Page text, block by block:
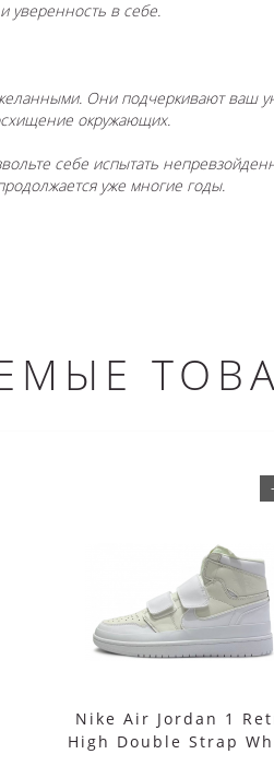
уверенность в себе.
Они подчеркивают ваш
окружающих.
себе испытать
уже многие годы.
Nike Air Jordan 1
High Double Strap